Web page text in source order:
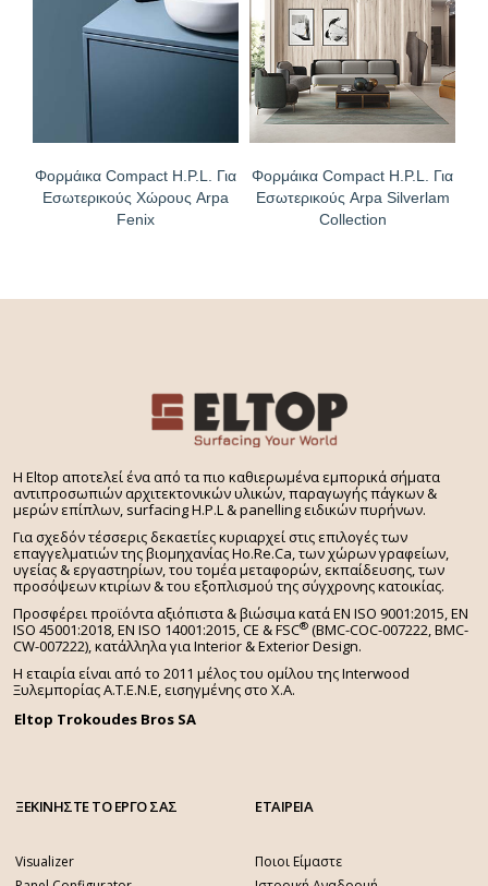
Φορμάικα Compact H.P.L. Για
Εσωτερικούς Χώρους Arpa
Fenix
Φορμάικα Compact H.P.L. Για
Εσωτερικούς Arpa Silverlam
Collection
H Eltop αποτελεί ένα από τα πιο καθιερωμένα εμπορικά σήματα
αντιπροσωπιών αρχιτεκτονικών υλικών, παραγωγής πάγκων &
μερών επίπλων, surfacing H.P.L & panelling ειδικών πυρήνων.
Για σχεδόν τέσσερις δεκαετίες κυριαρχεί στις επιλογές των
επαγγελματιών της βιομηχανίας Ho.Re.Ca, των χώρων γραφείων,
υγείας & εργαστηρίων, του τομέα μεταφορών, εκπαίδευσης, των
προσόψεων κτιρίων & του εξοπλισμού της σύγχρονης κατοικίας.
Προσφέρει προϊόντα αξιόπιστα & βιώσιμα κατά EN ISO 9001:2015, EN
ISO 45001:2018, EN ISO 14001:2015,CE & FSC® (BMC-COC-007222, BMC-
CW-007222), κατάλληλα για Interior & Exterior Design.
Η εταιρία είναι από το 2011 μέλος του ομίλου της Interwood
Ξυλεμπορίας Α.Τ.Ε.Ν.Ε, εισηγμένης στο Χ.A.
Eltop Trokoudes Bros SA
ΞΕΚΙΝΗΣΤΕ ΤΟ ΕΡΓΟ ΣΑΣ
Visualizer
ΕΤΑΙΡΕΙΑ
Ποιοι Είμαστε